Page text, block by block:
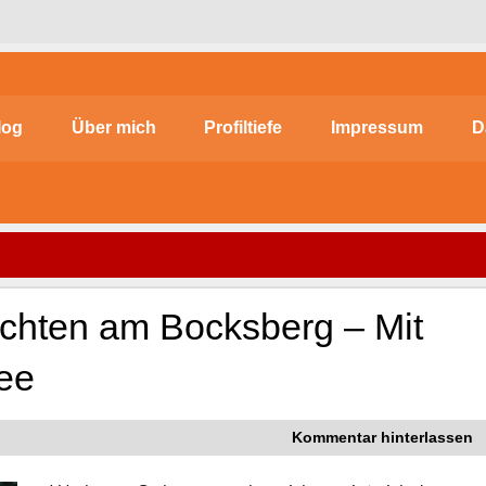
Über mich Profiltiefe Impressum
am Bocksberg – Mit
Kommentar hinterlassen